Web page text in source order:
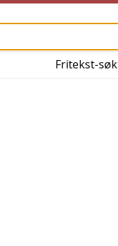
Fritekst-søk